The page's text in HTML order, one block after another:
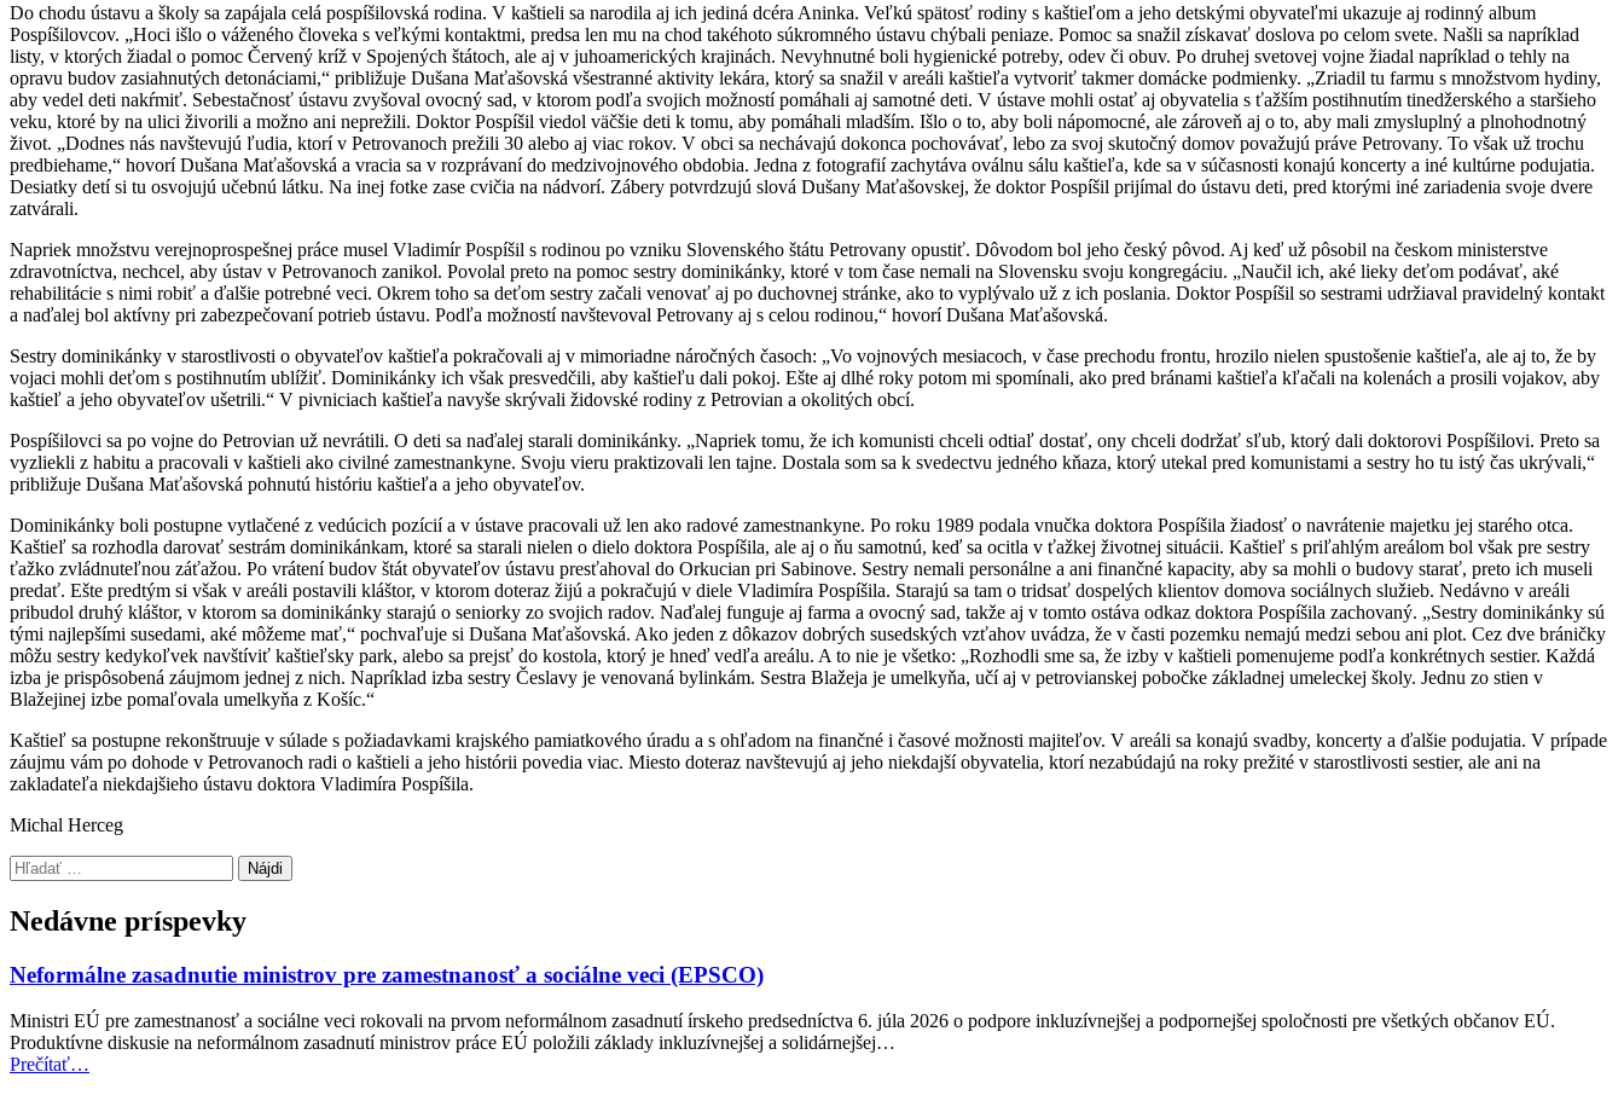
Do chodu ústavu a školy sa zapájala celá pospíšilovská rodina. V kaštieli sa narodila aj ich jediná dcéra Aninka. Veľkú spätosť rodiny s kaštieľom a jeho detskými obyvateľmi ukazuje aj rodinný album
Pospíšilovcov. „Hoci išlo o váženého človeka s veľkými kontaktmi, predsa len mu na chod takéhoto súkromného ústavu chýbali peniaze. Pomoc sa snažil získavať doslova po celom svete. Našli sa napríklad
listy, v ktorých žiadal o pomoc Červený kríž v Spojených štátoch, ale aj v juhoamerických krajinách. Nevyhnutné boli hygienické potreby, odev či obuv. Po druhej svetovej vojne žiadal napríklad o tehly na
opravu budov zasiahnutých detonáciami,“ približuje Dušana Maťašovská všestranné aktivity lekára, ktorý sa snažil v areáli kaštieľa vytvoriť takmer domácke podmienky. „Zriadil tu farmu s množstvom hydiny,
aby vedel deti nakŕmiť. Sebestačnosť ústavu zvyšoval ovocný sad, v ktorom podľa svojich možností pomáhali aj samotné deti. V ústave mohli ostať aj obyvatelia s ťažším postihnutím tinedžerského a staršieho
veku, ktoré by na ulici živorili a možno ani neprežili. Doktor Pospíšil viedol väčšie deti k tomu, aby pomáhali mladším. Išlo o to, aby boli nápomocné, ale zároveň aj o to, aby mali zmysluplný a plnohodnotný
život. „Dodnes nás navštevujú ľudia, ktorí v Petrovanoch prežili 30 alebo aj viac rokov. V obci sa nechávajú dokonca pochovávať, lebo za svoj skutočný domov považujú práve Petrovany. To však už trochu
predbiehame,“ hovorí Dušana Maťašovská a vracia sa v rozprávaní do medzivojnového obdobia. Jedna z fotografií zachytáva oválnu sálu kaštieľa, kde sa v súčasnosti konajú koncerty a iné kultúrne podujatia.
Desiatky detí si tu osvojujú učebnú látku. Na inej fotke zase cvičia na nádvorí. Zábery potvrdzujú slová Dušany Maťašovskej, že doktor Pospíšil prijímal do ústavu deti, pred ktorými iné zariadenia svoje dvere
zatvárali.
Napriek množstvu verejnoprospešnej práce musel Vladimír Pospíšil s rodinou po vzniku Slovenského štátu Petrovany opustiť. Dôvodom bol jeho český pôvod. Aj keď už pôsobil na českom ministerstve
zdravotníctva, nechcel, aby ústav v Petrovanoch zanikol. Povolal preto na pomoc sestry dominikánky, ktoré v tom čase nemali na Slovensku svoju kongregáciu. „Naučil ich, aké lieky deťom podávať, aké
rehabilitácie s nimi robiť a ďalšie potrebné veci. Okrem toho sa deťom sestry začali venovať aj po duchovnej stránke, ako to vyplývalo už z ich poslania. Doktor Pospíšil so sestrami udržiaval pravidelný kontakt
a naďalej bol aktívny pri zabezpečovaní potrieb ústavu. Podľa možností navštevoval Petrovany aj s celou rodinou,“ hovorí Dušana Maťašovská.
Sestry dominikánky v starostlivosti o obyvateľov kaštieľa pokračovali aj v mimoriadne náročných časoch: „Vo vojnových mesiacoch, v čase prechodu frontu, hrozilo nielen spustošenie kaštieľa, ale aj to, že by
vojaci mohli deťom s postihnutím ublížiť. Dominikánky ich však presvedčili, aby kaštieľu dali pokoj. Ešte aj dlhé roky potom mi spomínali, ako pred bránami kaštieľa kľačali na kolenách a prosili vojakov, aby
kaštieľ a jeho obyvateľov ušetrili.“ V pivniciach kaštieľa navyše skrývali židovské rodiny z Petrovian a okolitých obcí.
Pospíšilovci sa po vojne do Petrovian už nevrátili. O deti sa naďalej starali dominikánky. „Napriek tomu, že ich komunisti chceli odtiaľ dostať, ony chceli dodržať sľub, ktorý dali doktorovi Pospíšilovi. Preto sa
vyzliekli z habitu a pracovali v kaštieli ako civilné zamestnankyne. Svoju vieru praktizovali len tajne. Dostala som sa k svedectvu jedného kňaza, ktorý utekal pred komunistami a sestry ho tu istý čas ukrývali,“
približuje Dušana Maťašovská pohnutú históriu kaštieľa a jeho obyvateľov.
Dominikánky boli postupne vytlačené z vedúcich pozícií a v ústave pracovali už len ako radové zamestnankyne. Po roku 1989 podala vnučka doktora Pospíšila žiadosť o navrátenie majetku jej starého otca.
Kaštieľ sa rozhodla darovať sestrám dominikánkam, ktoré sa starali nielen o dielo doktora Pospíšila, ale aj o ňu samotnú, keď sa ocitla v ťažkej životnej situácii. Kaštieľ s priľahlým areálom bol však pre sestry
ťažko zvládnuteľnou záťažou. Po vrátení budov štát obyvateľov ústavu presťahoval do Orkucian pri Sabinove. Sestry nemali personálne a ani finančné kapacity, aby sa mohli o budovy starať, preto ich museli
predať. Ešte predtým si však v areáli postavili kláštor, v ktorom doteraz žijú a pokračujú v diele Vladimíra Pospíšila. Starajú sa tam o tridsať dospelých klientov domova sociálnych služieb. Nedávno v areáli
pribudol druhý kláštor, v ktorom sa dominikánky starajú o seniorky zo svojich radov. Naďalej funguje aj farma a ovocný sad, takže aj v tomto ostáva odkaz doktora Pospíšila zachovaný. „Sestry dominikánky sú
tými najlepšími susedami, aké môžeme mať,“ pochvaľuje si Dušana Maťašovská. Ako jeden z dôkazov dobrých susedských vzťahov uvádza, že v časti pozemku nemajú medzi sebou ani plot. Cez dve bráničky
môžu sestry kedykoľvek navštíviť kaštieľsky park, alebo sa prejsť do kostola, ktorý je hneď vedľa areálu. A to nie je všetko: „Rozhodli sme sa, že izby v kaštieli pomenujeme podľa konkrétnych sestier. Každá
izba je prispôsobená záujmom jednej z nich. Napríklad izba sestry Česlavy je venovaná bylinkám. Sestra Blažeja je umelkyňa, učí aj v petrovianskej pobočke základnej umeleckej školy. Jednu zo stien v
Blažejinej izbe pomaľovala umelkyňa z Košíc.“
Kaštieľ sa postupne rekonštruuje v súlade s požiadavkami krajského pamiatkového úradu a s ohľadom na finančné i časové možnosti majiteľov. V areáli sa konajú svadby, koncerty a ďalšie podujatia. V prípade
záujmu vám po dohode v Petrovanoch radi o kaštieli a jeho histórii povedia viac. Miesto doteraz navštevujú aj jeho niekdajší obyvatelia, ktorí nezabúdajú na roky prežité v starostlivosti sestier, ale ani na
zakladateľa niekdajšieho ústavu doktora Vladimíra Pospíšila.
Michal Herceg
Preskočiť
späť
na
hlavnú
Hľadať:
Nedávne príspevky
Neformálne zasadnutie ministrov pre zamestnanosť a sociálne veci (EPSCO)
Ministri EÚ pre zamestnanosť a sociálne veci rokovali na prvom neformálnom zasadnutí írskeho predsedníctva 6. júla 2026 o podpore inkluzívnejšej a podpornejšej spoločnosti pre všetkých občanov EÚ.
Produktívne diskusie na neformálnom zasadnutí ministrov práce EÚ položili základy inkluzívnejšej a solidárnejšej…
Prečítať“Neformálne
…